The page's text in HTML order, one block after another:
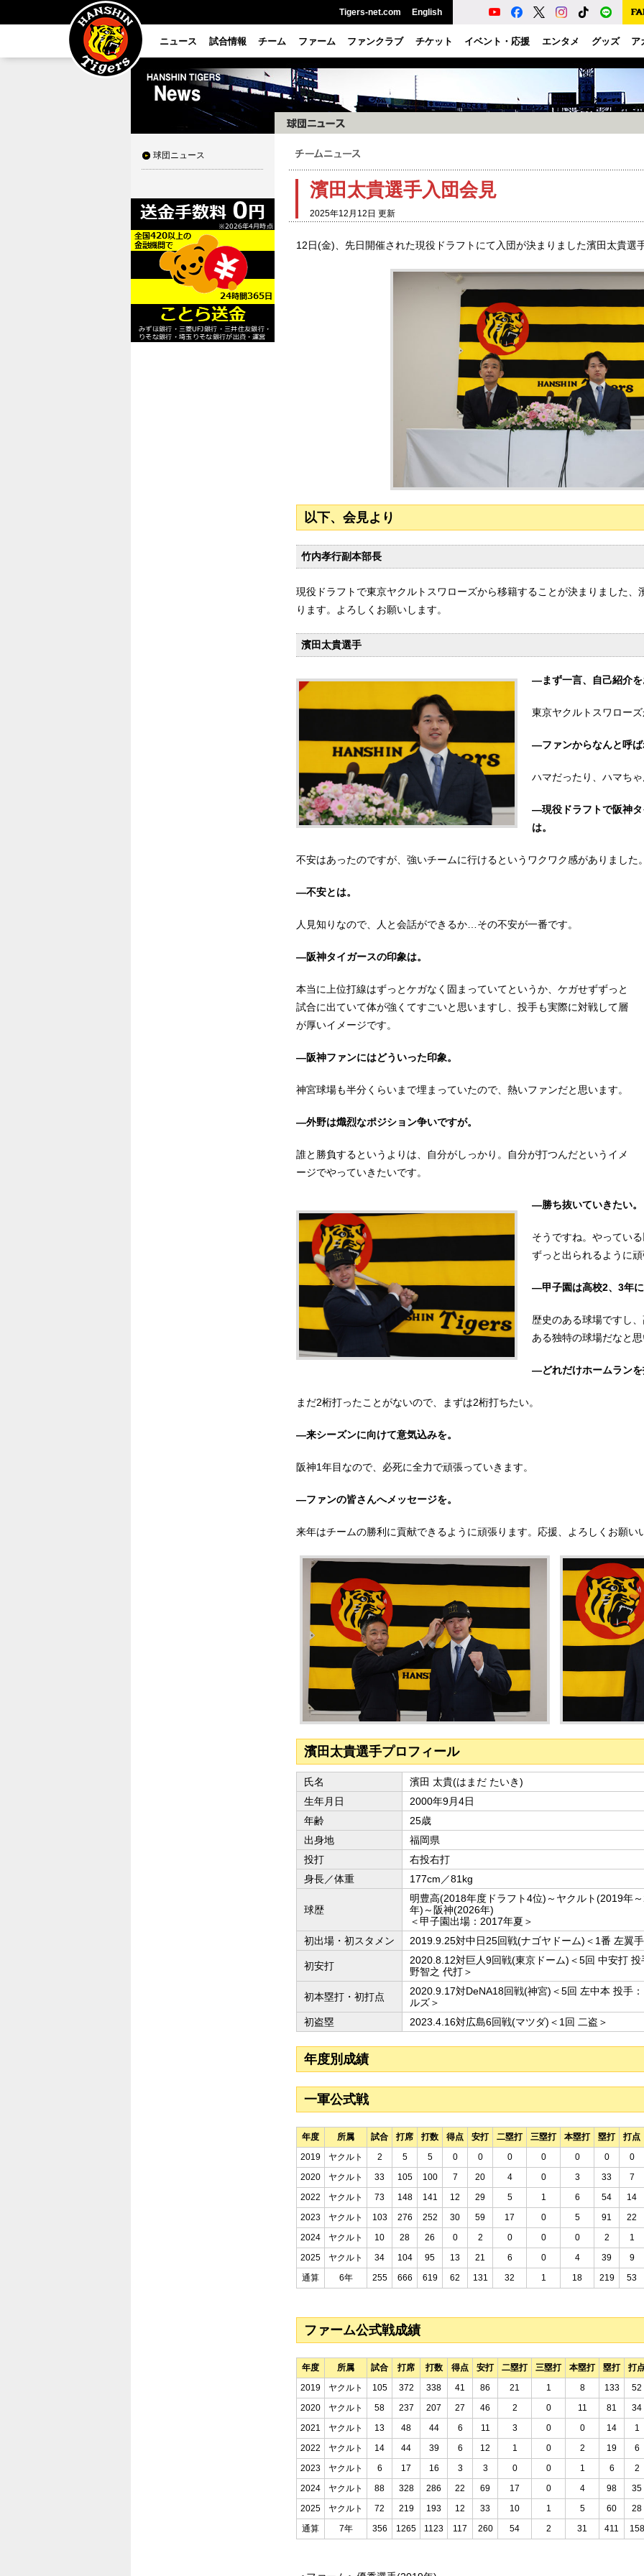
Tigers-net.com English
ニュース 試合情報 チーム ファーム ファンクラブ チケット イベント・応援 エンタメ グッズ ア
球団ニュース
濱田太貴選手入団会見
2025年12月12日 更新
12日(金)、先日開催された現役ドラフトにて入団が決まりました濱田太貴選
以下、会見より
竹内孝行副本部長
現役ドラフトで東京ヤクルトスワローズから移籍することが決まりました
ります。よろしくお願いします。
濱田太貴選手
―まず一言、自己紹介
東京ヤクルトスワロー
―ファンからなんと呼
ハマだったり、ハマち
―現役ドラフトで阪神
は。
不安はあったのですが、強いチームに行けるというワクワク感がありました
―不安とは。
人見知りなので、人と会話ができるか…その不安が一番です。
―阪神タイガースの印象は。
本当に上位打線はずっとケガなく固まっていてというか、ケガせずずっと
試合に出ていて体が強くてすごいと思いますし、投手も実際に対戦して層
が厚いイメージです。
―阪神ファンにはどういった印象。
神宮球場も半分くらいまで埋まっていたので、熱いファンだと思います。
―外野は熾烈なポジション争いですが。
誰と勝負するというよりは、自分がしっかり。自分が打つんだというイメ
ージでやっていきたいです。
―勝ち抜いていきたい。
そうですね。やってい
ずっと出られるように
―甲子園は高校2、3年
歴史のある球場ですし
ある独特の球場だなと
―どれだけホームラン
まだ2桁打ったことがないので、まずは2桁打ちたい。
―来シーズンに向けて意気込みを。
阪神1年目なので、必死に全力で頑張っていきます。
―ファンの皆さんへメッセージを。
来年はチームの勝利に貢献できるように頑張ります。応援、よろしくお願い
濱田太貴選手プロフィール
氏名
濱田 太貴(はまだ たいき)
生年月日
2000年9月4日
年齢
25歳
出身地
福岡県
投打
右投右打
身長／体重
177cm／81kg
球歴
明豊高(2018年度ドラフト4位)～ヤクルト(2019年
年)～阪神(2026年)
＜甲子園出場：2017年夏＞
初出場・初スタメン
2019.9.25対中日25回戦(ナゴヤドーム)＜1番 左翼
初安打
2020.8.12対巨人9回戦(東京ドーム)＜5回 中安打 投
野智之 代打＞
初本塁打・初打点
2020.9.17対DeNA18回戦(神宮)＜5回 左中本 投手
ルズ＞
初盗塁
2023.4.16対広島6回戦(マツダ)＜1回 二盗＞
年度別成績
一軍公式戦
年度 所属 試合 打席 打数 得点 安打 二塁打 三塁打 本塁打 塁打
打点
2019
ヤクルト 2 5 5 0 0 0 0 0 0
0
2020
ヤクルト 33 105 100 7 20 4 0 3 33
7
2022
ヤクルト 73 148 141 12 29 5 1 6 54
14
2023
ヤクルト 103 276 252 30 59 17 0 5 91
22
2024
ヤクルト 10 28 26 0 2 0 0 0 2
1
2025
ヤクルト 34 104 95 13 21 6 0 4 39
9
通算
6年 255 666 619 62 131 32 1 18 219 53
ファーム公式戦成績
年度 所属 試合 打席 打数 得点 安打 二塁打 三塁打 本塁打 塁打
打
2019
ヤクルト 105 372 338 41 86 21 1 8 133
52
2020
ヤクルト 58 237 207 27 46 2 0 11 81
34
2021
ヤクルト 13 48 44 6 11 3 0 0 14
1
2022
ヤクルト 14 44 39 6 12 1 0 2 19
6
2023
ヤクルト 6 17 16 3 3 0 0 1 6
2
2024
ヤクルト 88 328 286 22 69 17 0 4 98
35
2025
ヤクルト 72 219 193 12 33 10 1 5 60
28
通算
7年 356 1265 1123 117 260 54 2 31 411 158